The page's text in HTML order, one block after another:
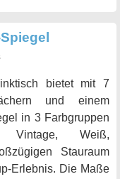
bietet mit 7
und einem
in 3 Farbgruppen
Vintage, Weiß,
Stauraum
Erlebnis. Die Maße